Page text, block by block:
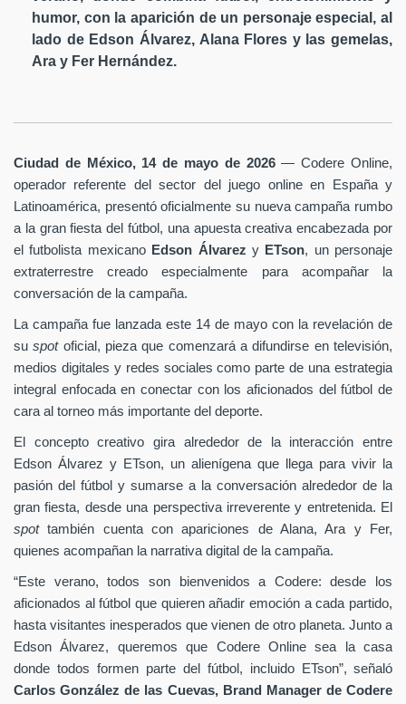
humor, con la aparición de un personaje especial, al
lado de Edson Álvarez, Alana Flores y las gemelas,
Ara y Fer Hernández.
Ciudad de México, 14 de mayo de 2026— Codere Online,
operador referente del sector del juego online en España y
Latinoamérica, presentó oficialmente su nueva campaña rumbo
a la gran fiesta del fútbol, una apuesta creativa encabezada por
el futbolista mexicano Edson Álvarez yETson, un personaje
extraterrestre creado especialmente para acompañar la
conversación de la campaña.
La campaña fue lanzada este 14 de mayo con la revelación de
suspot oficial, pieza que comenzará a difundirse en televisión,
medios digitales y redes sociales como parte de una estrategia
integral enfocada en conectar con los aficionados del fútbol de
cara al torneo más importante del deporte.
El concepto creativo gira alrededor de la interacción entre
Edson Álvarez y ETson, un alienígena que llega para vivir la
pasión del fútbol y sumarse a la conversación alrededor de la
gran fiesta, desde una perspectiva irreverente y entretenida. El
spottambién cuenta con apariciones de Alana, Ara y Fer,
quienes acompañan la narrativa digital de la campaña.
“Este verano, todos son bienvenidos a Codere: desde los
aficionados al fútbol que quieren añadir emoción a cada partido,
hasta visitantes inesperados que vienen de otro planeta. Junto a
Edson Álvarez, queremos que Codere Online sea la casa
donde todos formen parte del fútbol, incluido ETson”, señaló
Carlos González de las Cuevas, Brand Manager de Codere